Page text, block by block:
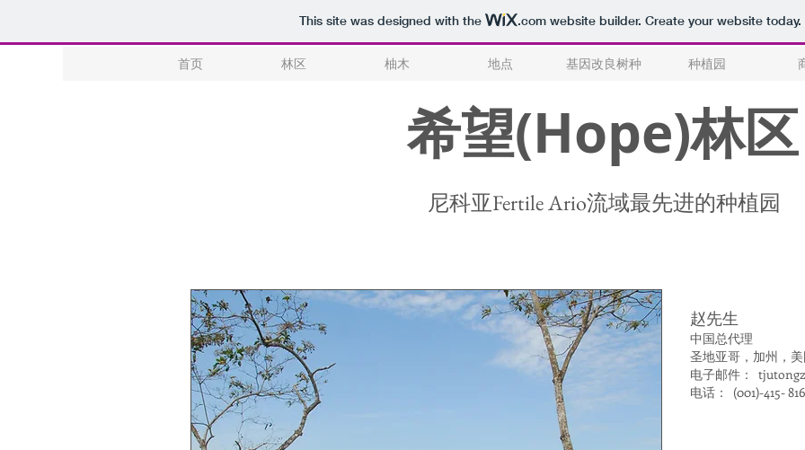
This site was designed with the .comwebsite builder. Create your website today.
希望(Hope)林区
尼科亚Fertile Ario流域最先进的种植园
首页 林区 柚木 地点 基因改良树种 种植园
赵先生
中国总代理
圣地亚哥，加州，
电子邮件：
电话： (001)-415-